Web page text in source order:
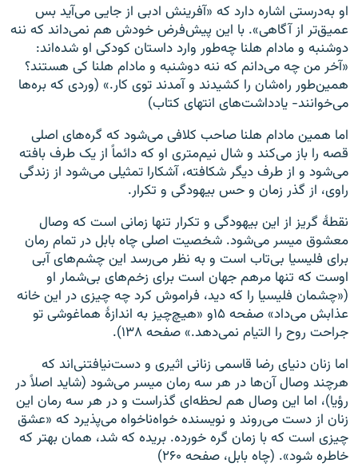
او به‌درستی اشاره دارد که «آفرینش ادبی از جایی می‌آید بس
عمیق‌تر از آگاهی». با این پیش‌فرض خودش هم نمی‌داند که ننه
دوشنبه و مادام هلنا چه‌طور وارد داستان کودکی او شده‌اند:
«آخر من چه می‌دانم که ننه دوشنبه و مادام هلنا کی هستند؟
همین‌طور راه‌شان را کشیدند و آمدند توی کار.» (وردی که بره‌ها
می‌خوانند- یادداشت‌های انتهای کتاب)
اما همین مادام هلنا صاحب کلافی می‌شود که گره‌های اصلی
قصه را باز می‌کند و شال نیم‌متری او که دائماً از یک طرف بافته
می‌شود و از طرف دیگر شکافته، آشکارا تمثیلی می‌شود از زندگی
راوی، از گذر زمان و حس بیهودگی و تکرار.
نقطهٔ گریز از این بیهودگی و تکرار تنها زمانی است که وصال
معشوق میسر می‌شود. شخصیت اصلی چاه بابل در تمام رمان
برای فلیسیا بی‌تاب است و به نظر می‌رسد این چشم‌های آبی
اوست که تنها مرهم جهان است برای زخم‌های بی‌شمار او
(«چشمان فلیسیا را که دید، فراموش کرد چه چیزی در این خانه
عذابش می‌داد» صفحه ۱۵و «هیچ‌چیز به اندازهٔ هماغوشی تو
جراحت روح را التیام نمی‌دهد.» صفحه ۱۳۸).
اما زنان دنیای رضا قاسمی زنانی اثیری و دست‌نیافتنی‌اند که
هرچند وصال آن‌ها در هر سه رمان میسر می‌شود (شاید اصلاً در
رؤیا)، اما این وصال هم لحظه‌‌ای گذراست و در هر سه رمان این
زنان از دست می‌روند و نویسنده خواه‌ناخواه می‌پذیرد که «عشق
چیزی است که با زمان گره خورده. بریده که شد، همان بهتر که
خاطره شود». (چاه بابل، صفحه ۲۶۰)